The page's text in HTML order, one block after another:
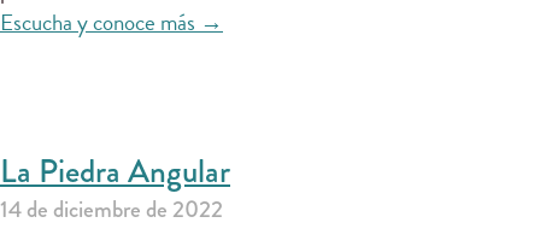
Escucha y conoce más →
La Piedra Angular
14 de diciembre de 2022